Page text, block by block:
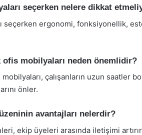
seçerken nelere dikkat
seçerken ergonomi, fonksiyonellik,
ofis mobilyaları neden önemlidir?
çalışanların uzun saatler
önler.
avantajları nelerdir?
ekip üyeleri arasında iletişimi